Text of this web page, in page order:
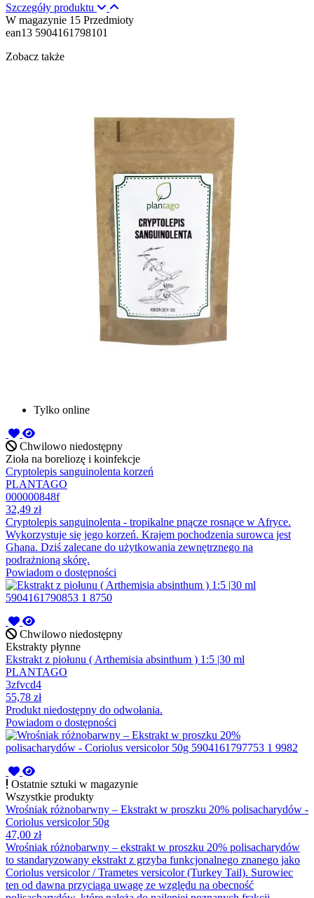
Szczegóły produktu
W magazynie 15 Przedmioty
ean13 5904161798101
Zobacz także
Tylko online
Chwilowo niedostępny
Zioła na boreliozę i koinfekcje
Cryptolepis sanguinolenta korzeń
PLANTAGO
000000848f
32,49 zł
Cryptolepis sanguinolenta - tropikalne pnącze rosnące w Afryce.
Wykorzystuje się jego korzeń. Krajem pochodzenia surowca jest
Ghana. Dziś zalecane do użytkowania zewnętrznego na
podrażnioną skórę.
Powiadom o dostępności
Chwilowo niedostępny
Ekstrakty płynne
Ekstrakt z piołunu ( Arthemisia absinthum ) 1:5 |30 ml
PLANTAGO
3zfvcd4
55,78 zł
Produkt niedostępny do odwołania.
Powiadom o dostępności
Ostatnie sztuki w magazynie
Wszystkie produkty
Wrośniak różnobarwny – Ekstrakt w proszku 20% polisacharydów -
Coriolus versicolor 50g
47,00 zł
Wrośniak różnobarwny – ekstrakt w proszku 20% polisacharydów
to standaryzowany ekstrakt z grzyba funkcjonalnego znanego jako
Coriolus versicolor / Trametes versicolor (Turkey Tail). Surowiec
ten od dawna przyciąga uwagę ze względu na obecność